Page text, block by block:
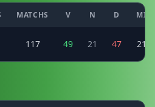
MATCHS V N D MIS
117 49 21 47 215